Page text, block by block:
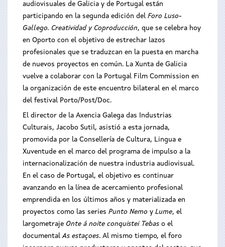
audiovisuales de Galicia y de Portugal están
participando en la segunda edición del Foro Luso-
Gallego. Creatividad y Coproducción, que se celebra hoy
en Oporto con el objetivo de estrechar lazos
profesionales que se traduzcan en la puesta en marcha
de nuevos proyectos en común. La Xunta de Galicia
vuelve a colaborar con la Portugal Film Commission en
la organización de este encuentro bilateral en el marco
del festival Porto/Post/Doc.
El director de la Axencia Galega das Industrias
Culturais, Jacobo Sutil, asistió a esta jornada,
promovida por la Consellería de Cultura, Lingua e
Xuventude en el marco del programa de impulso a la
internacionalización de nuestra industria audiovisual.
En el caso de Portugal, el objetivo es continuar
avanzando en la línea de acercamiento profesional
emprendida en los últimos años y materializada en
proyectos como las series Punto Nemo y Lume, el
largometraje Onte á noite conquistei Tebas o el
documentalAs estaçoes. Al mismo tiempo, el foro